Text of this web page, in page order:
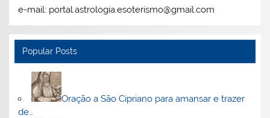
e-mail: portal.astrologia.esoterismo@gmail.com
Popular Posts
Oração a São Cipriano para amansar e trazer
de…